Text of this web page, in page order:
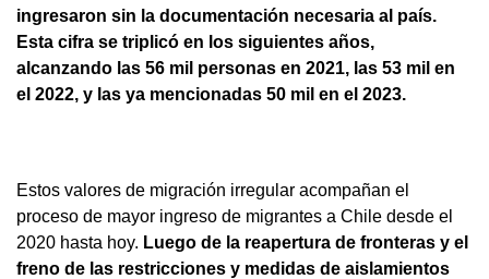
ingresaron sin la documentación necesaria al país.
Esta cifra se triplicó en los siguientes años,
alcanzando las 56 mil personas en 2021, las 53 mil en
el 2022, y las ya mencionadas 50 mil en el 2023.
Estos valores de migración irregular acompañan el
proceso de mayor ingreso de migrantes a Chile desde el
2020 hasta hoy. Luego de la reapertura de fronteras y el
freno de las restricciones y medidas de aislamientos